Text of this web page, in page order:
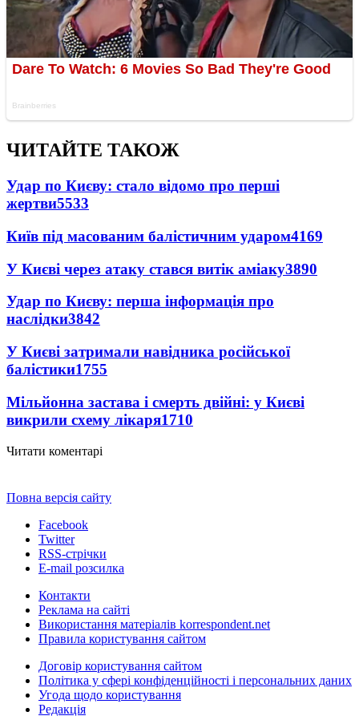
ЧИТАЙТЕ ТАКОЖ
Удар по Києву: стало відомо про перші
жертви5533
Київ під масованим балістичним ударом4169
У Києві через атаку стався витік аміаку3890
Удар по Києву: перша інформація про
наслідки3842
У Києві затримали навідника російської
балістики1755
Мільйонна застава і смерть двійні: у Києві
викрили схему лікаря1710
Читати коментарі
Повна версія сайту
Facebook
Twitter
RSS-стрічки
E-mail розсилка
Контакти
Реклама на сайті
Використання матеріалів korrespondent.net
Правила користування сайтом
Договір користування сайтом
Політика у сфері конфіденційності і персональних даних
Угода щодо користування
Редакція